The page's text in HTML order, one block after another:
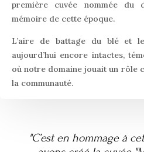
première cuvée nommée du
mémoire de cette époque.
L’aire de battage du blé et
aujourd’hui encore intactes,
où notre domaine jouait un rôle
la communauté.
"C’est en hommage à